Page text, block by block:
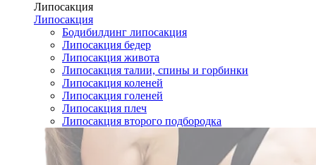
Липосакция
Липосакция
Бодибилдинг липосакция
Липосакция бедер
Липосакция живота
Липосакция талии, спины и горбинки
Липосакция коленей
Липосакция голеней
Липосакция плеч
Липосакция второго подбородка